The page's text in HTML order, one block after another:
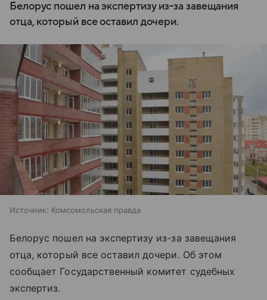
Белорус пошел на экспертизу из-за завещания
отца, который все оставил дочери.
Источник: Комсомольская правда
Белорус пошел на экспертизу из-за завещания
отца, который все оставил дочери. Об этом
сообщает Государственный комитет судебных
экспертиз.